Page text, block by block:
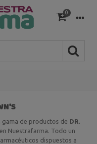
0
gama de productos de DR.
en Nuestrafarma. Todo un
dispuestos a